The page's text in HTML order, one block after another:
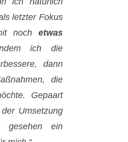
letzter Fokus
noch etwas
ich die
dann
die
Gepaart
Umsetzung
gesehen ein